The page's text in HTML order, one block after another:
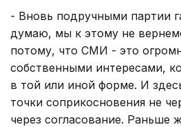
- Вновь подручными партии
думаю, мы к этому не
потому, что СМИ - это
собственными интересами,
в той или иной форме. И
точки соприкосновения не
через согласование. Раньше